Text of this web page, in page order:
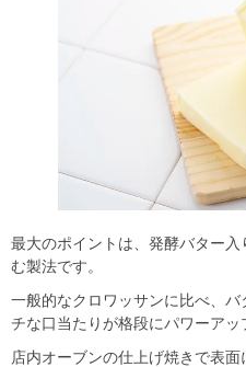
最大のポイントは、発酵バター
む製法です。
一般的なクロワッサンに比べ、
チな口当たりが格段にパワーアッ
店内オーブンの仕上げ焼きで表面